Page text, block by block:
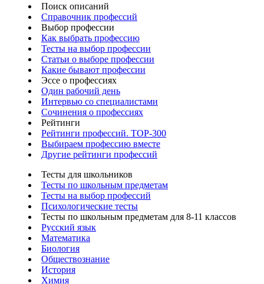
Поиск описаний
Справочник профессий
Выбор профессии
Как выбрать профессию
Тесты на выбор профессии
Статьи о выборе профессии
Какие бывают профессии
Эссе о профессиях
Один рабочий день
Интервью со специалистами
Сочинения о профессиях
Рейтинги
Рейтинги профессий. TOP-300
Выбираем профессию вместе
Другие рейтинги профессий
Тесты для школьников
Тесты по школьным предметам
Тесты на выбор профессий
Психологические тесты
Тесты по школьным предметам для 8-11 классов
Русский язык
Математика
Биология
Обществознание
История
Химия